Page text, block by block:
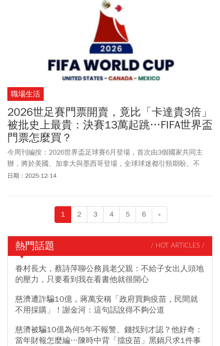
織早前聯合評估，本屆世界盃預計吸引650萬人次觀賽，帶來約111
億美元直接支出，並為美國創造305億美元（約9千億台幣）經濟效
益。然而，隨著交通與能源成本飆升，還能否如此樂觀有待觀察。
觀察台股，隨著第二季步入製鞋業傳統旺季，加上今年世足賽，市
場預期運動鞋與足球鞋需求將同步升溫，帶動訂單逐季回流。包括
來億-KY（6890）、志強-KY、鈺齊-KY及百和等製鞋與鞋材大廠，第
2季出貨升溫，下半年也將優於上半年。製鞋股王來億-KY第一季合
法人指出，隨著產業進入出貨旺季，加上世足賽題材發酵，第二季
營收可望明顯季增，第一季有望成為全年低點。
職場生活
2026世足賽門票開賣，竟比「卡達貴3倍」
被批史上最貴：決賽13萬起跳…FIFA世界盃
門票怎麼買？
今周刊編按：2026世界盃足球賽6月登場，首次由3個國家共同主
辦，將於美國、加拿大與墨西哥登場，全球球迷都引頸期盼。不
過，國際足球總會(FIFA)近期公布票價卻讓許多球迷大失所望，光是
世足賽門票怎麼買？第三階段世足門票銷售隨機抽選抽籤登記，已
於12/11 台灣時間23:00開放，並於2026/1/13台灣時間23:00結
期門票抽籤售出。
日期：2025-12-14
1 2 3 4 5 6 »
熱門話題 / HOT ARTICLES /
眷村長大，蔡詩萍聊公務員老父親：不給子女出人頭地
的壓力，只要看到我在看書他就很開心
慈濟遭詐騙10億，蔣萬安稱「政府買夠疫苗，民間就
不用採購」！謝金河：這句話說得不夠公道
慈濟被騙10億為何5年不報警、錢找到才認？他好奇：
當年財報怎麼編…陳時中背「擋疫苗」黑鍋只求1件事